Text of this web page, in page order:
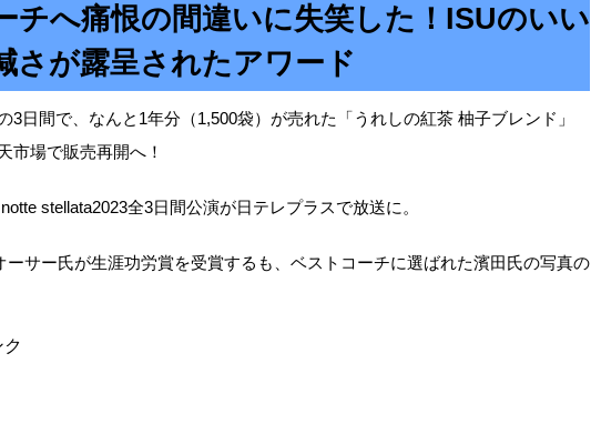
チへ痛恨の間違いに失笑した！ISUのいい
さが露呈されたアワード
3日間で、なんと1年分（1,500袋）が売れた「うれしの紅茶 柚子ブレンド」
市場で販売再開へ！
stellata2023全3日間公演が日テレプラスで放送に。
ーサー氏が生涯功労賞を受賞するも、ベストコーチに選ばれた濱田氏の写真の